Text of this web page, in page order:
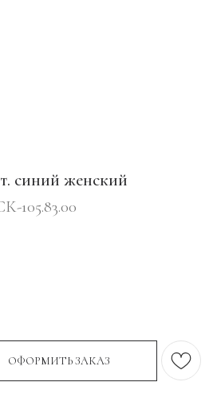
синий женский
105.83.00
ОФОРМИТЬ ЗАКАЗ